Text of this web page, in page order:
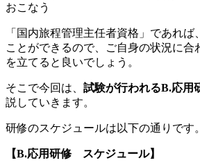
おこなう
「国内旅程管理主任者資格」であれば
ことができるので、ご自身の状況に合
を立てると良いでしょう。
そこで今回は、 試験が行われるB.応用
説していきます。
研修のスケジュールは以下の通りです。
【B.応用研修 スケジュール】